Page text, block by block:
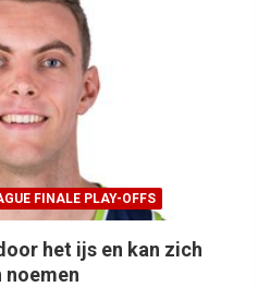
FINALE PLAY-OFFS
het ijs en kan zich
noemen